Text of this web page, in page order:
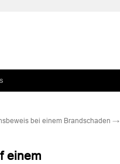
bei einem Brandschaden →
einem